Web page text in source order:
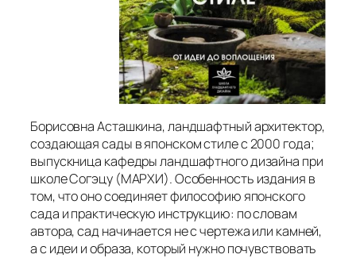
Борисовна Асташкина, ландшафтный архитектор,
создающая сады в японском стиле с 2000 года;
выпускница кафедры ландшафтного дизайна при
школе Согэцу (МАРХИ). Особенность издания в
том, что оно соединяет философию японского
сада и практическую инструкцию: по словам
автора, сад начинается не с чертежа или камней,
а с идеи и образа, который нужно почувствовать